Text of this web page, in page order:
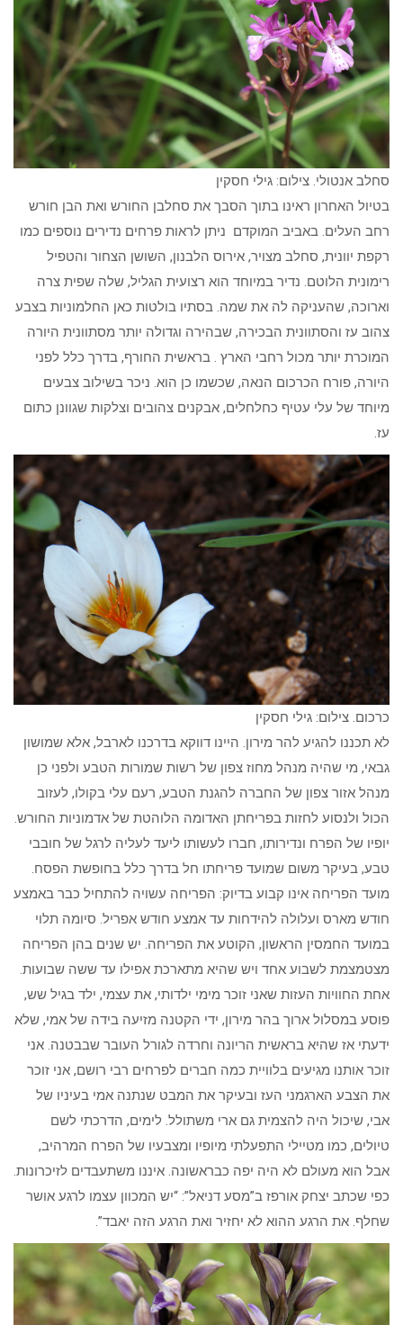
סחלב אנטולי. צילום: גילי חסקין
בטיול האחרון ראינו בתוך הסבך את סחלבן החורש ואת הבן חורש
רחב העלים. באביב המוקדם ניתן לראות פרחים נדירים נוספים כמו
רקפת יוונית, סחלב מצויר, אירוס הלבנון, השושן הצחור והטפיל
רימונית הלוטם. נדיר במיוחד הוא רצועית הגליל, שלה שפית צרה
וארוכה, שהעניקה לה את שמה. בסתיו בולטות כאן החלמוניות בצבע
צהוב עז והסתוונית הבכירה, שבהירה וגדולה יותר מסתוונית היורה
המוכרת יותר מכול רחבי הארץ . בראשית החורף, בדרך כלל לפני
היורה, פורח הכרכום הנאה, שכשמו כן הוא. ניכר בשילוב צבעים
מיוחד של עלי עטיף כחלחלים, אבקנים צהובים וצלקות שגוונן כתום
עז.
כרכום. צילום: גילי חסקין
לא תכננו להגיע להר מירון. היינו דווקא בדרכנו לארבל, אלא שמושון
גבאי, מי שהיה מנהל מחוז צפון של רשות שמורות הטבע ולפני כן
מנהל אזור צפון של החברה להגנת הטבע, רעם עלי בקולו, לעזוב
הכול ולנסוע לחזות בפריחתן האדומה הלוהטת של אדמוניות החורש.
יופיו של הפרח ונדירותו, חברו לעשותו ליעד לעליה לרגל של חובבי
טבע, בעיקר משום שמועד פריחתו חל בדרך כלל בחופשת הפסח.
מועד הפריחה אינו קבוע בדיוק: הפריחה עשויה להתחיל כבר באמצע
חודש מארס ועלולה להידחות עד אמצע חודש אפריל. סיומה תלוי
במועד החמסין הראשון, הקוטע את הפריחה. יש שנים בהן הפריחה
מצטמצמת לשבוע אחד ויש שהיא מתארכת אפילו עד ששה שבועות.
אחת החוויות העזות שאני זוכר מימי ילדותי, את עצמי, ילד בגיל שש,
פוסע במסלול ארוך בהר מירון, ידי הקטנה מזיעה בידה של אמי, שלא
ידעתי אז שהיא בראשית הריונה וחרדה לגורל העובר שבבטנה. אני
זוכר אותנו מגיעים בלוויית כמה חברים לפרחים רבי רושם, אני זוכר
את הצבע הארגמני העז ובעיקר את המבט שנתנה אמי בעיניו של
אבי, שיכול היה להצמית גם ארי משתולל. לימים, הדרכתי לשם
טיולים, כמו מטיילי התפעלתי מיופיו ומצבעיו של הפרח המרהיב,
אבל הוא מעולם לא היה יפה כבראשונה. איננו משתעבדים לזיכרונות.
כפי שכתב יצחק אורפז ב”מסע דניאל”: “יש המכוון עצמו לרגע אושר
שחלף. את הרגע ההוא לא יחזיר ואת הרגע הזה יאבד”.